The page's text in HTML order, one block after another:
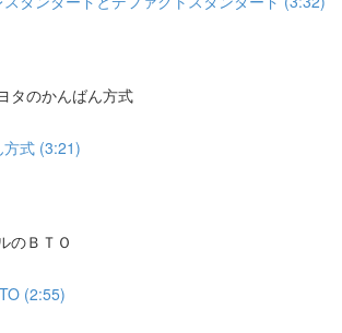
のかんばん方式
式 (3:21)
ＢＴＯ
(2:55)